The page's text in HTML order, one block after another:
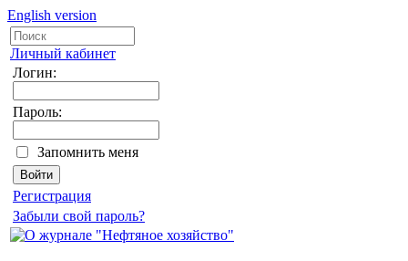
English version
Личный кабинет
Логин:
Пароль:
Запомнить меня
Регистрация
Забыли свой пароль?